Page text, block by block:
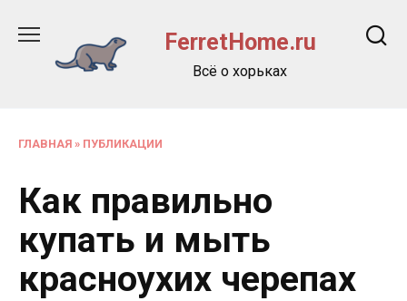
содержанию
FerretHome.ru
Всё о хорьках
ГЛАВНАЯ » ПУБЛИКАЦИИ
Как правильно
купать и мыть
красноухих черепах